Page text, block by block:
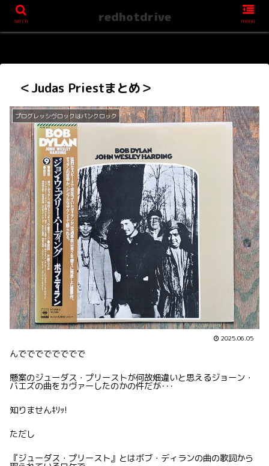
＜Judas Priestまとめ＞
プログレッシヴロックはパンクロック
2025.06.05
んでででででででで
懸案のジューダス・プリーストが何故畑違いと思えるジョーン・
バエズの曲をカヴァーしたのかの件だが･･･
知りませんｷﾘｯ!
ただし
『ジューダス・プリースト』とはボブ・ディランの曲の歌詞から
serch redhotdrive menu